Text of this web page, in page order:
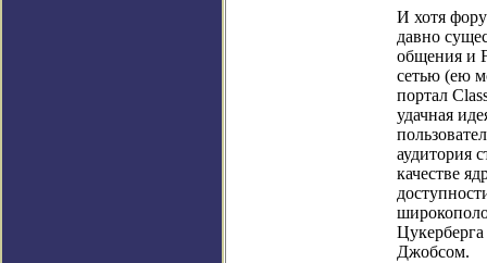
И хотя
давно
общения и
сетью (ею
портал
удачная
аудитория
качестве
Джобсом.